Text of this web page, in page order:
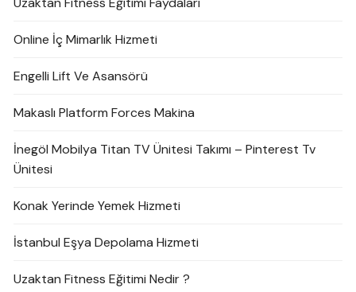
Online İç Mimarlık Hizmeti
Engelli Lift Ve Asansörü
Makaslı Platform Forces Makina
İnegöl Mobilya Titan TV Ünitesi Takımı – Pinterest Tv
Ünitesi
Konak Yerinde Yemek Hizmeti
İstanbul Eşya Depolama Hizmeti
Uzaktan Fitness Eğitimi Nedir ?